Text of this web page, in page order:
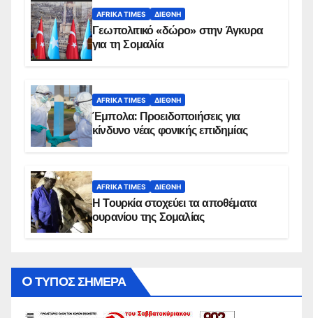
AFRIKA TIMES ΔΙΕΘΝΉ
Γεωπολιτικό «δώρο» στην Άγκυρα
για τη Σομαλία
AFRIKA TIMES ΔΙΕΘΝΉ
Έμπολα: Προειδοποιήσεις για
κίνδυνο νέας φονικής επιδημίας
AFRIKA TIMES ΔΙΕΘΝΉ
Η Τουρκία στοχεύει τα αποθέματα
ουρανίου της Σομαλίας
O ΤΥΠΟΣ ΣΗΜΕΡΑ